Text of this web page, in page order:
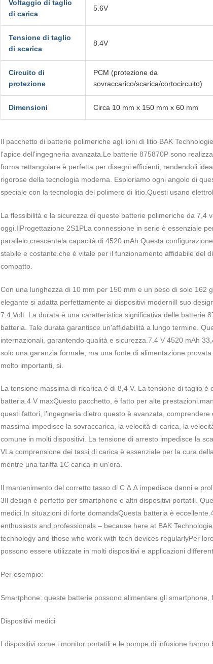
Voltaggio di taglio
di carica
5.6V
Tensione di taglio
di scarica
8.4V
Circuito di
protezione
PCM (protezione da
sovraccarico/scarica/cortocircuito)
Dimensioni Circa 10 mm x 150 mm x 60 mm
Il pacchetto di batterie polimeriche agli ioni di litio BAK
l'apice dell'ingegneria avanzata.Le batterie 875870P sono
forma rettangolare è perfetta per disegni efficienti, rendendoli
rigorose della tecnologia moderna. Esploriamo ogni angolo di
speciale con la tecnologia del polimero di litio.Questi usano
La flessibilità e la sicurezza di queste batterie polimeriche da
oggi.IlProgettazione 2S1PLa connessione in serie è essenziale
parallelo,crescentela capacità di 4520 mAh. Questa
stabile e costante.che è vitale per il funzionamento affidabile del
compatto.
Con una lunghezza di 10 mm per 150 mm e un peso di solo 162
elegante si adatta perfettamente ai dispositivi moderniIl suo
7,4 Volt. La durata è una caratteristica significativa delle batterie
batteria. Tale durata garantisce un'affidabilità a lungo termine.
internazionali, garantendo qualità e sicurezza. 7.4 V 4520 mAh
solo una garanzia formale, ma una fonte di alimentazione provata
molto importanti, si.
La tensione massima di ricarica è di 8,4 V. La tensione di taglio
batteria.4 V maxQuesto pacchetto, è fatto per alte
questi fattori, l'ingegneria dietro questo è avanzata,
massima impedisce la sovraccarica, la velocità di carica, la
comune in molti dispositivi. La tensione di arresto impedisce la
VLa comprensione dei tassi di carica è essenziale per la cura
mentre una tariffa 1C carica in un'ora.
Il mantenimento del corretto tasso di C ∆ ∆ impedisce danni e
3Il design è perfetto per smartphone e altri dispositivi portatili.
medici.In situazioni di forte domandaQuesta batteria è
enthusiasts and professionals – because here at BAK
technology and those who work with tech devices regularlyPer
possono essere utilizzate in molti dispositivi e applicazioni
Per esempio:
Smartphone: queste batterie possono alimentare gli
Dispositivi medici
I dispositivi come i monitor portatili e le pompe di infusione